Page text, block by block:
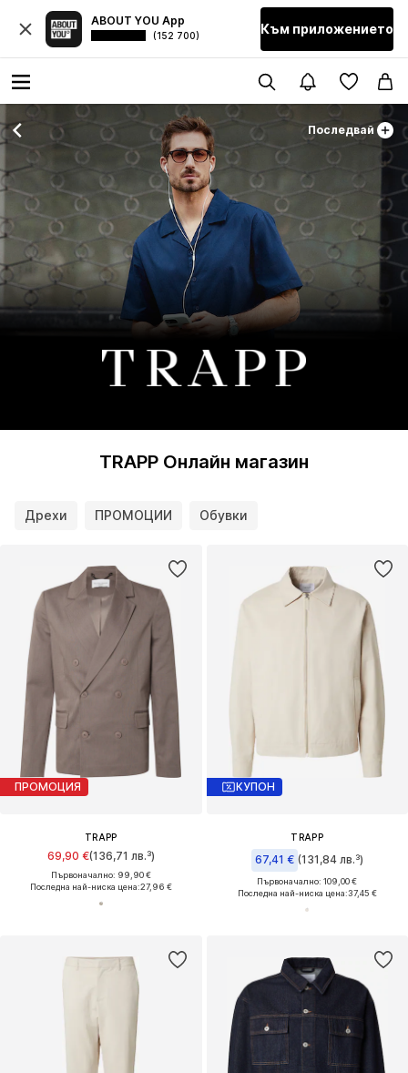
ABOUT YOU App
(152 700) Към приложението
Последвай
TRAPP Онлайн магазин
Дрехи ПРОМОЦИИ Обувки
ПРОМОЦИЯ
TRAPP
69,90 €(136,71 лв.³)
Първоначално: 99,90 €
Последна най-ниска цена:27,96 €
КУПОН
TRAPP
67,41 € (131,84 лв.³)
Първоначално: 109,00 €
Последна най-ниска цена:37,45 €